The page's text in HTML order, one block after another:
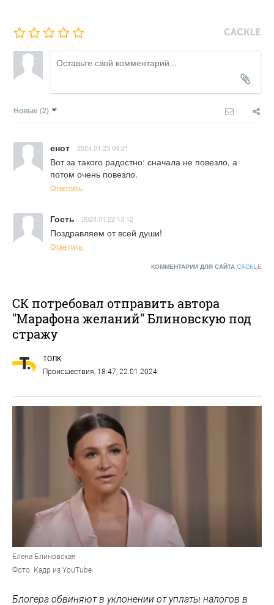
Новые (2)
енот 2024.01.23 04:21
Вот за такого радостно: сначала не повезло, а
потом очень повезло.
Ответить
Гость 2024.01.22 13:12
Поздравляем от всей души!
Ответить
КОММЕНТАРИИ ДЛЯ САЙТА CACKL E
СК потребовал отправить автора
"Марафона желаний" Блиновскую под
стражу
ТОЛК
Происшествия, 18:47, 22.01.2024
Елена Блиновская
Фото: Кадр из YouTube
Блогера обвиняют в уклонении от уплаты налогов в